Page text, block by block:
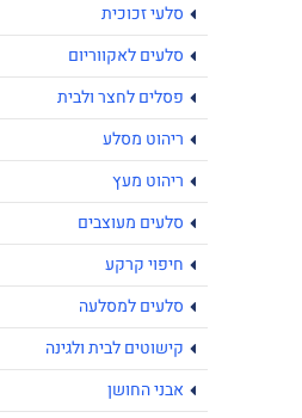
סלעי זכוכית
סלעים לאקווריום
פסלים לחצר ולבית
ריהוט מסלע
ריהוט מעץ
סלעים מעוצבים
חיפוי קרקע
סלעים למסלעה
קישוטים לבית ולגינה
אבני החושן